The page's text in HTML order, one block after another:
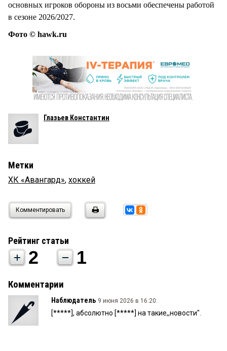
основных игроков обороны из восьми обеспечены работой
в сезоне 2026/2027.
Фото © hawk.ru
Глазьев Константин
Метки
ХК «Авангард», хоккей
Комментировать
Рейтинг статьи
2 1
Комментарии
Наблюдатель 9 июня 2026 в 16:20:
[*****], абсолютно [*****] на такие,,новости".